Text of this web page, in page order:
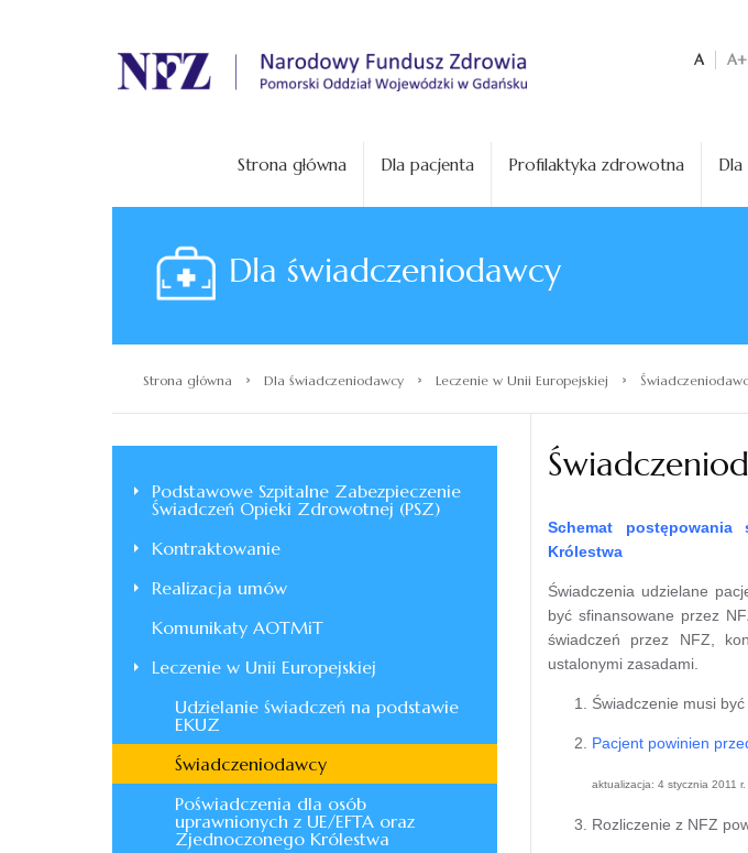
. A A+
Strona główna Dla pacjenta Profilaktyka zdrowotna Dla
Dla świadczeniodawcy
Strona główna › Dla świadczeniodawcy › Leczenie w Unii Europejskiej ›
Podstawowe Szpitalne Zabezpieczenie
Świadczeń Opieki Zdrowotnej (PSZ)
Kontraktowanie
Realizacja umów
Komunikaty AOTMiT
Leczenie w Unii Europejskiej
Udzielanie świadczeń na podstawie
EKUZ
Świadczeniodawcy
Poświadczenia dla osób
uprawnionych z UE/EFTA oraz
Zjednoczonego Królestwa
Schemat postępowania
Królestwa
Świadczenia udzielane
być sfinansowane przez
świadczeń przez NFZ,
ustalonymi zasadami.
Świadczenie musi
Pacjent powinien
aktualizacja: 4 stycznia 2011 r.
Rozliczenie z NFZ